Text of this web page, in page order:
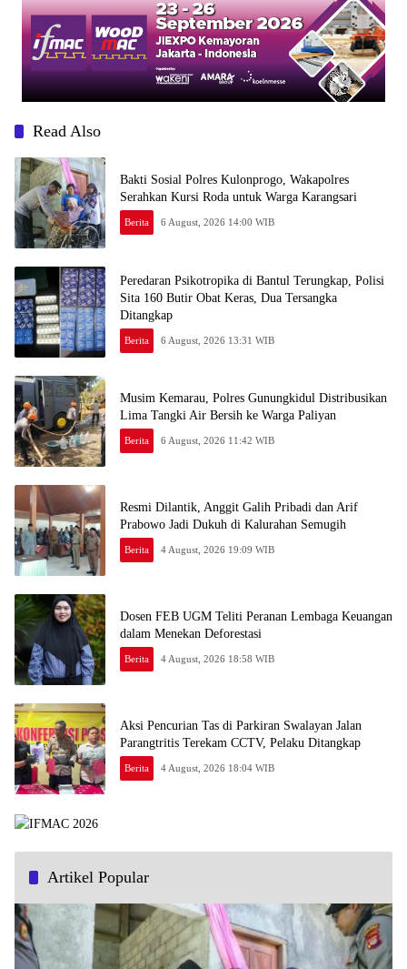
Read Also
Bakti Sosial Polres Kulonprogo, Wakapolres
Serahkan Kursi Roda untuk Warga Karangsari
Berita 6 August, 2026 14:00 WIB
Peredaran Psikotropika di Bantul Terungkap, Polisi
Sita 160 Butir Obat Keras, Dua Tersangka
Ditangkap
Berita 6 August, 2026 13:31 WIB
Musim Kemarau, Polres Gunungkidul Distribusikan
Lima Tangki Air Bersih ke Warga Paliyan
Berita 6 August, 2026 11:42 WIB
Resmi Dilantik, Anggit Galih Pribadi dan Arif
Prabowo Jadi Dukuh di Kalurahan Semugih
Berita 4 August, 2026 19:09 WIB
Dosen FEB UGM Teliti Peranan Lembaga Keuangan
dalam Menekan Deforestasi
Berita 4 August, 2026 18:58 WIB
Aksi Pencurian Tas di Parkiran Swalayan Jalan
Parangtritis Terekam CCTV, Pelaku Ditangkap
Berita 4 August, 2026 18:04 WIB
Artikel Popular